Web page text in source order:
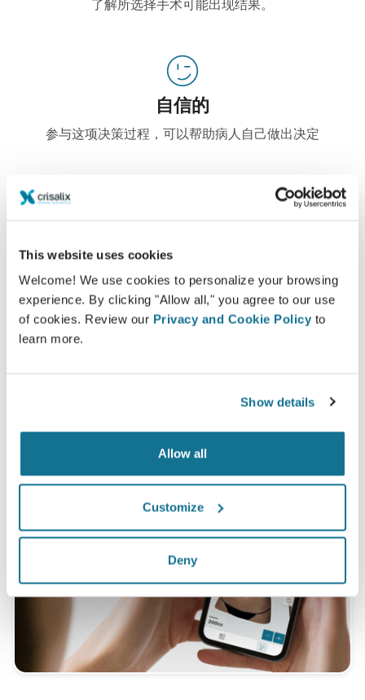
This website uses cookies
Welcome! We use cookies to personalize your browsing
experience. By clicking "Allow all," you agree to our use
of cookies. Review our Privacy and Cookie Policy to
learn more.
Show details
Allow all
Customize
Deny
了解所选择手术可能出现结果。
自信的
参与这项决策过程，可以帮助病人自己做出决定
100%的女性说，在整形手术之前，通过观看Crisalix
的3D模拟之后，她们要么满足，要么非常满意她们的
手术